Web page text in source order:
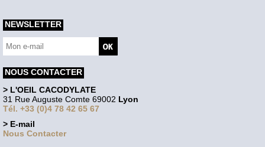
NEWSLETTER
NOUS CONTACTER
> L'OEIL CACODYLATE
31 Rue Auguste Comte 69002 Lyon
Tél. +33 (0)4 78 42 65 67
> E-mail
Nous Contacter